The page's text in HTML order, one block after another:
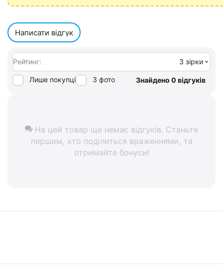
Написати відгук
Рейтинг: 3 зірки
Лише покупці З фото Знайдено 0 відгуків
На цей товар ще немає відгуків. Станьте
першим, хто поділиться враженнями, та
отримайте бонуси!